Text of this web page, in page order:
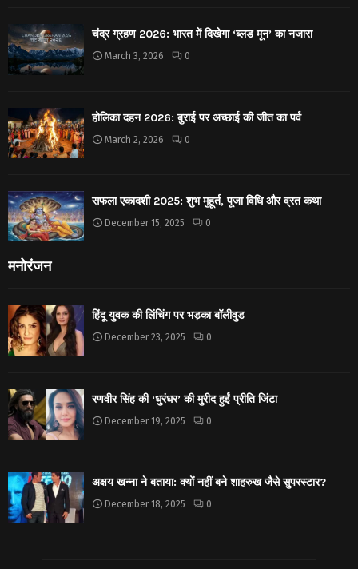
चंद्र ग्रहण 2026: भारत में दिखेगा ‘ब्लड मून’ का नजारा
March 3, 2026 0
होलिका दहन 2026: बुराई पर अच्छाई की जीत का पर्व
March 2, 2026 0
सफला एकादशी 2025: शुभ मुहूर्त, पूजा विधि और व्रत कथा
December 15, 2025 0
मनोरंजन
हिंदू युवक की लिंचिंग पर भड़का बॉलीवुड
December 23, 2025 0
रणवीर सिंह की ‘धुरंधर’ की मुरीद हुईं प्रीति जिंटा
December 19, 2025 0
अक्षय खन्ना ने बताया: क्यों नहीं बने शाहरुख जैसे सुपरस्टार?
December 18, 2025 0